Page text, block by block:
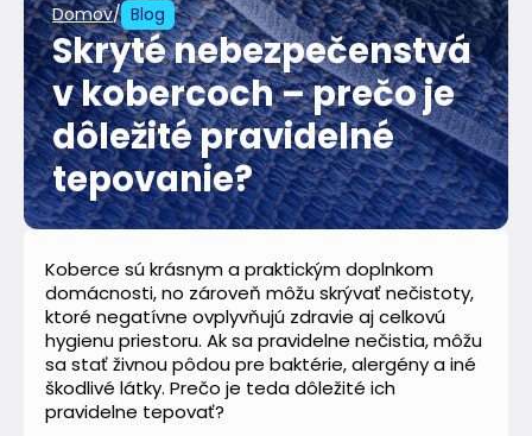
Domov/ Blog
Skryté nebezpečenstvá
v kobercoch – prečo je
dôležité pravidelné
tepovanie?
Koberce sú krásnym a praktickým doplnkom
domácnosti, no zároveň môžu skrývať nečistoty,
ktoré negatívne ovplyvňujú zdravie aj celkovú
hygienu priestoru. Ak sa pravidelne nečistia, môžu
sa stať živnou pôdou pre baktérie, alergény a iné
škodlivé látky. Prečo je teda dôležité ich
pravidelne tepovať?